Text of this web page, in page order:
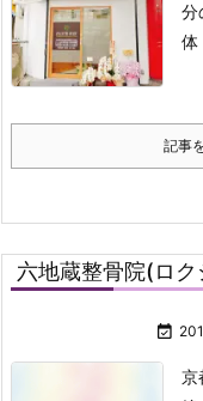
分
体
記事
六地蔵整骨院(ロ

京